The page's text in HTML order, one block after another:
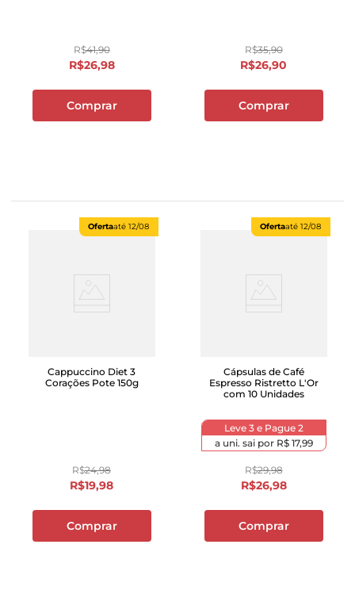
R$41,90
R$26,98
Comprar
R$35,90
R$26,90
Comprar
Ofertaaté 12/08
Cappuccino Diet 3
Corações Pote 150g
R$24,98
R$19,98
Comprar
Ofertaaté 12/08
Cápsulas de Café
Espresso Ristretto L'Or
com 10 Unidades
Leve 3 e Pague 2
a uni. sai por R$ 17,99
R$29,98
R$26,98
Comprar